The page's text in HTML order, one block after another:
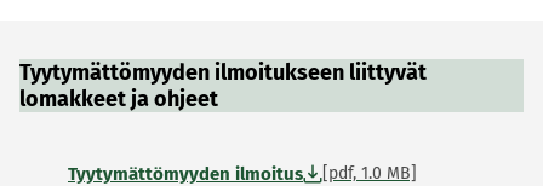
Tyytymättömyyden ilmoitukseen liittyvät
lomakkeet ja ohjeet
Tyytymättömyyden ilmoitus [pdf, 1.0 MB]